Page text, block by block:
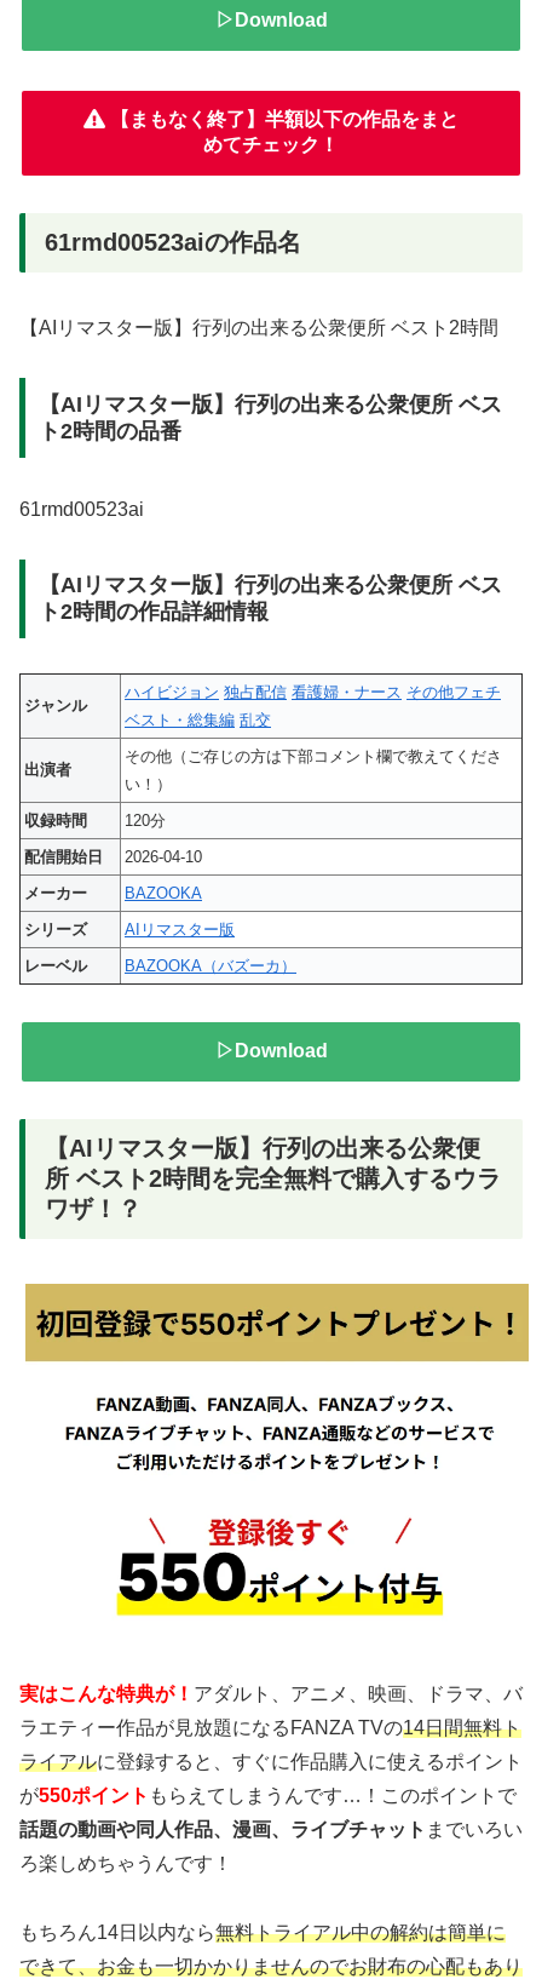
▷Download
【まもなく終了】半額以下の作品をまと
めてチェック！
61rmd00523aiの作品名
【AIリマスター版】行列の出来る公衆便所 ベスト2時間
【AIリマスター版】行列の出来る公衆便所 ベス
ト2時間の品番
61rmd00523ai
【AIリマスター版】行列の出来る公衆便所 ベス
ト2時間の作品詳細情報
ジャンル
ハイビジョン 独占配信 看護婦・ナース その他フェチ
ベスト・総集編 乱交
出演者
その他（ご存じの方は下部コメント欄で教えてくださ
い！）
収録時間
120分
配信開始日
2026-04-10
メーカー
BAZOOKA
シリーズ
AIリマスター版
レーベル
BAZOOKA（バズーカ）
▷Download
【AIリマスター版】行列の出来る公衆便
所 ベスト2時間を完全無料で購入するウラ
ワザ！？
実はこんな特典が！ アダルト、アニメ、映画、ドラマ、バ
ラエティー作品が見放題になるFANZA TVの14日間無料ト
ライアルに登録すると、すぐに作品購入に使えるポイント
が550ポイント もらえてしまうんです…！このポイントで
話題の動画や同人作品、漫画、ライブチャット までいろい
ろ楽しめちゃうんです！
もちろん14日以内なら無料トライアル中の解約は簡単に
できて、お金も一切かかりませんのでお財布の心配もあり